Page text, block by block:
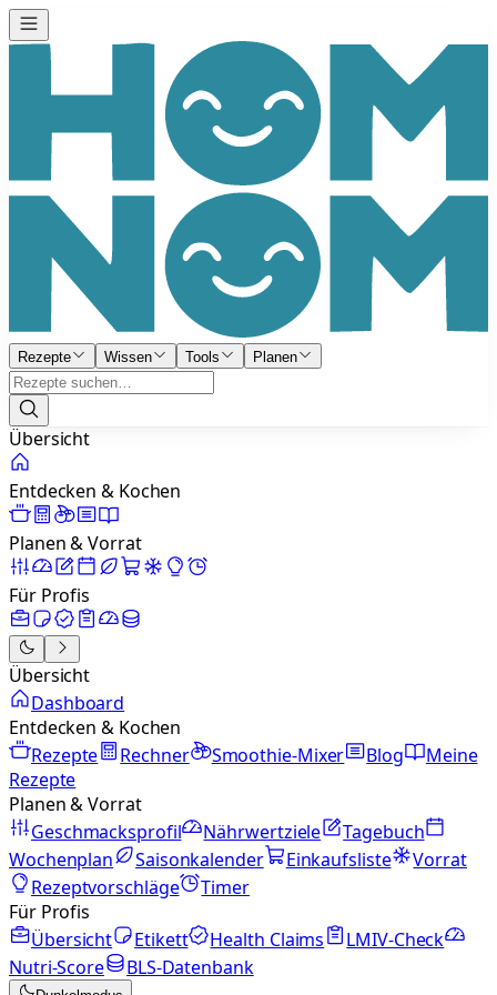
Rezepte Wissen Tools Planen
Übersicht
Entdecken & Kochen
Planen & Vorrat
Für Profis
Übersicht
Dashboard
Entdecken & Kochen
Rezepte
Rechner Smoothie-Mixer Blog
Meine
Rezepte
Planen & Vorrat
Geschmacksprofil
Nährwertziele
Tagebuch
Wochenplan
Saisonkalender Einkaufsliste
Vorrat
Rezeptvorschläge
Timer
Für Profis
Übersicht
Etikett Health Claims
LMIV-Check
Nutri-Score
BLS-Datenbank